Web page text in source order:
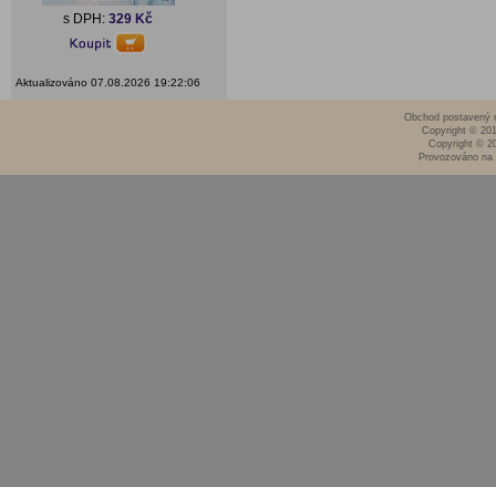
s DPH: 329 Kč
Aktualizováno 07.08.2026 19:22:06
Obchod postavený
Copyright ©
Copyright ©
Provozováno